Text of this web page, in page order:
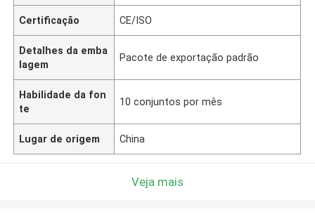
Certificação CE/ISO
Detalhes da emba
lagem
Pacote de exportação padrão
Habilidade da fon
te
10 conjuntos por mês
Lugar de origem China
Veja mais